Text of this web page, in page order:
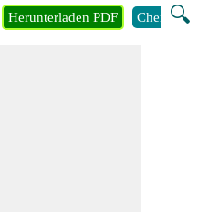
🔍
Herunterladen PDF Chemie